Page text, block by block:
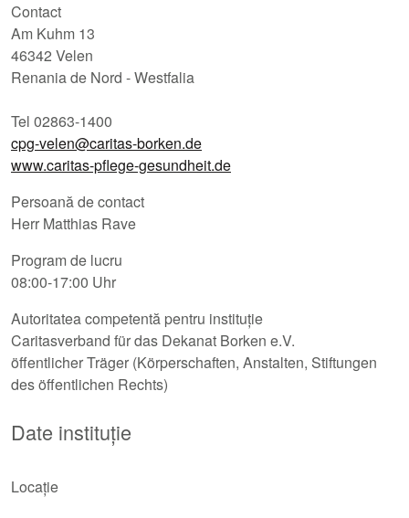
Contact
Am Kuhm 13
46342 Velen
Renania de Nord - Westfalia
Tel 02863-1400
cpg-velen@caritas-borken.de
www.caritas-pflege-gesundheit.de
Persoană de contact
Herr Matthias Rave
Program de lucru
08:00-17:00 Uhr
Autoritatea competentă pentru instituție
Caritasverband für das Dekanat Borken e.V.
öffentlicher Träger (Körperschaften, Anstalten, Stiftungen
des öffentlichen Rechts)
Date instituție
Locație